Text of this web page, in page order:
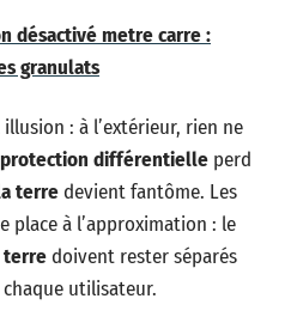
désactivé metre carre :
granulats
: à l’extérieur, rien ne
protection différentielle perd
terredevient fantôme. Les
place à l’approximation : le
doivent rester séparés
utilisateur.